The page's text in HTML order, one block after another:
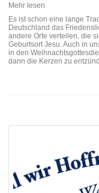
Mehr lesen
Es ist schon eine lange
Deutschland das
andere Orte verteilen, die
Geburtsort Jesu. Auch in
in den
dann die Kerzen zu